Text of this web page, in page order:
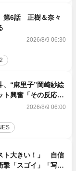
第6話 正樹＆奈々
2026/8/9 06:30
、“麻里子”岡崎紗絵
興奮「その反応
バレあり）2026/8/9 06:00
ト大きい！」 自信
撃「スゴイ」「写真